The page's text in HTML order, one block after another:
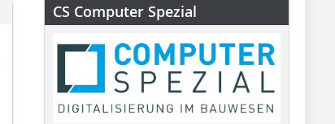
CS Computer Spezial